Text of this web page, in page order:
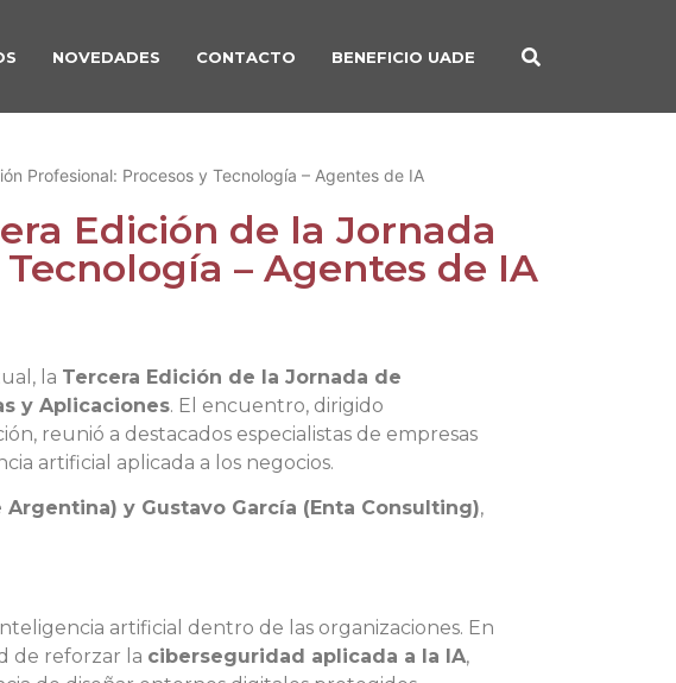
NOVEDADES CONTACTO BENEFICIO UADE
Profesional: Procesos y Tecnología – Agentes de IA
Edición de la Jornada
– Agentes de IA
la Tercera Edición de la Jornada de
y Aplicaciones. El encuentro, dirigido
reunió a destacados especialistas de empresas
artificial aplicada a los negocios.
y Gustavo García (Enta Consulting),
artificial dentro de las organizaciones. En
de reforzar la ciberseguridad aplicada a la IA,